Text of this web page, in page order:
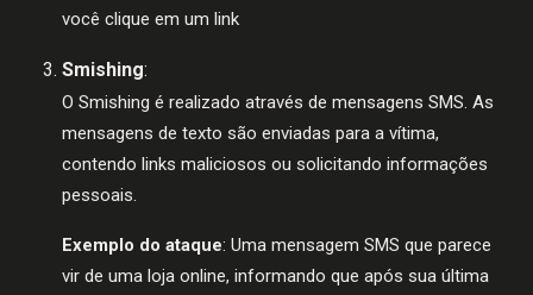
você clique em um link
Smishing:
O Smishing é realizado através de mensagens SMS. As
mensagens de texto são enviadas para a vítima,
contendo links maliciosos ou solicitando informações
pessoais.
Exemplo do ataque: Uma mensagem SMS que parece
vir de uma loja online, informando que após sua última